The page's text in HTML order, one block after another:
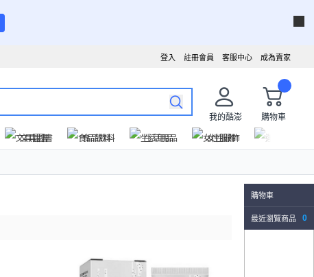
成為賣家
客服中心
註冊會員
登入
我的酷澎
購物車
文具圖書 食品飲料 生活用品 女性服飾
購物車
最近瀏覽商品 0